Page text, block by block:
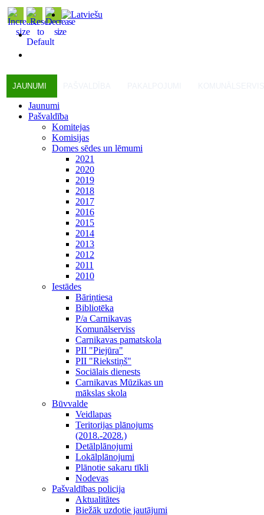
JAUNUMI
Jaunumi
Pašvaldība
Komitejas
Komisijas
Domes sēdes un lēmumi
2021
2020
2019
2018
2017
2016
2015
2014
2013
2012
2011
2010
Iestādes
Bāriņtiesa
Bibliotēka
P/a Carnikavas
Komunālserviss
Carnikavas pamatskola
PII "Piejūra"
PII "Riekstiņš"
Sociālais dienests
Carnikavas Mūzikas un
mākslas skola
Būvvalde
Veidlapas
Teritorijas plānojums
(2018.-2028.)
Detālplānojumi
Lokālplānojumi
Plānotie sakaru tīkli
Nodevas
Pašvaldības policija
Aktualitātes
Biežāk uzdotie jautājumi